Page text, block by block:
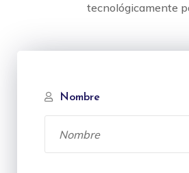
tecnológicamente
Nombre